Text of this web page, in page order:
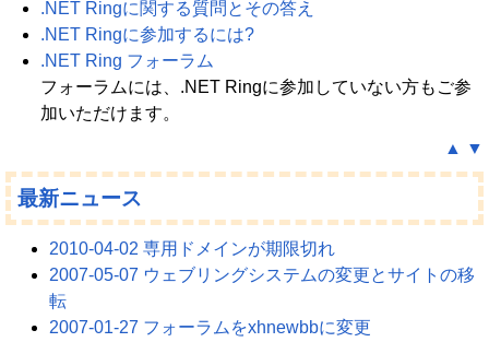
.NET Ringに関する質問とその答え
.NET Ringに参加するには?
.NET Ring フォーラム
フォーラムには、.NET Ringに参加していない方もご参
加いただけます。
▲
▼
最新ニュース
2010-04-02 専用ドメインが期限切れ
2007-05-07 ウェブリングシステムの変更とサイトの移
転
2007-01-27 フォーラムをxhnewbbに変更